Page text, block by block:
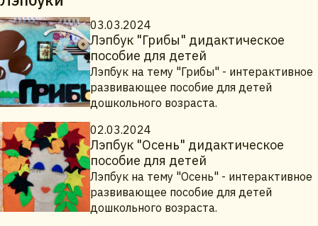
03.03.2024
Лэпбук "Грибы" дидактическое
пособие для детей
Лэпбук на тему "Грибы" - интерактивное
развивающее пособие для детей
дошкольного возраста.
02.03.2024
Лэпбук "Осень" дидактическое
пособие для детей
Лэпбук на тему "Осень" - интерактивное
развивающее пособие для детей
дошкольного возраста.